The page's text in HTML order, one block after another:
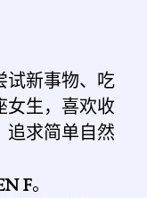
试新事物、吃
女生，喜欢收
追求简单自然
F。